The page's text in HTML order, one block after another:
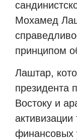
Мохамед
принципом
Лаштар,
президента
Востоку и
активизации
финансовых